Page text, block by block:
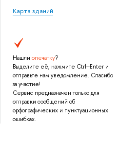
Карта зданий
Нашли опечатку?
Выделите её, нажмите Ctrl+Enter и
отправьте нам уведомление. Спасибо
за участие!
Сервис предназначен только для
отправки сообщений об
орфографических и пунктуационных
ошибках.